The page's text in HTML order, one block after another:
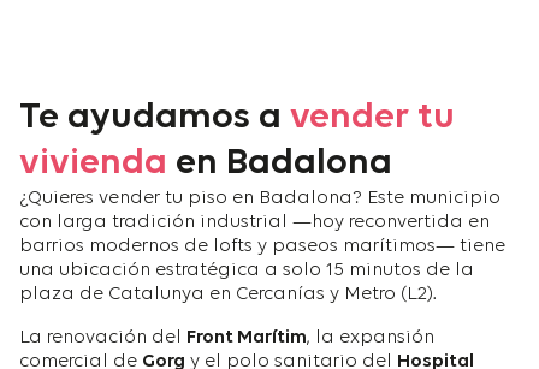
Te ayudamos a vender tu
vivienda en Badalona
¿Quieres vender tu piso en Badalona? Este municipio
con larga tradición industrial —hoy reconvertida en
barrios modernos de lofts y paseos marítimos— tiene
una ubicación estratégica a solo 15 minutos de la
plaza de Catalunya en Cercanías y Metro (L2).
La renovación del Front Marítim, la expansión
comercial de Gorg y el polo sanitario del Hospital